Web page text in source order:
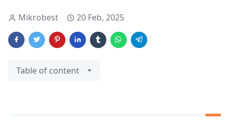
Mikrobest 20 Feb, 2025
Table of content